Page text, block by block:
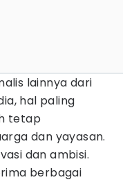
lainnya dari
hal paling
tetap
dan yayasan.
dan ambisi.
berbagai